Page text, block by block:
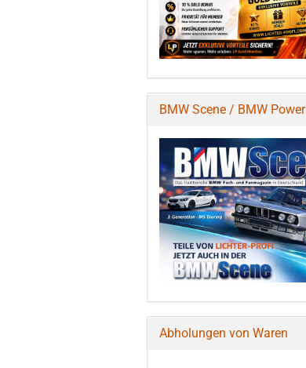
BMW Scene / BMW Power
Abholungen von Waren